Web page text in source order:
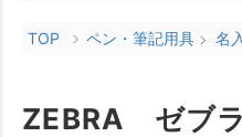
TOP ペン・筆記用具 名
ZEBRA ゼブ